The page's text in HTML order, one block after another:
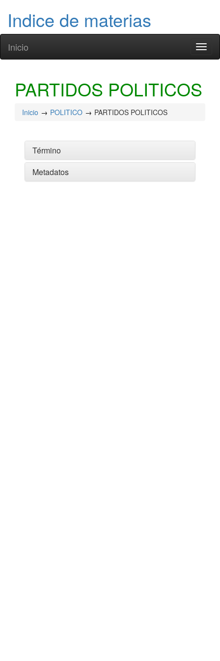
Indice de materias
Inicio
PARTIDOS POLITICOS
Inicio POLITICO PARTIDOS POLITICOS
Término
Metadatos